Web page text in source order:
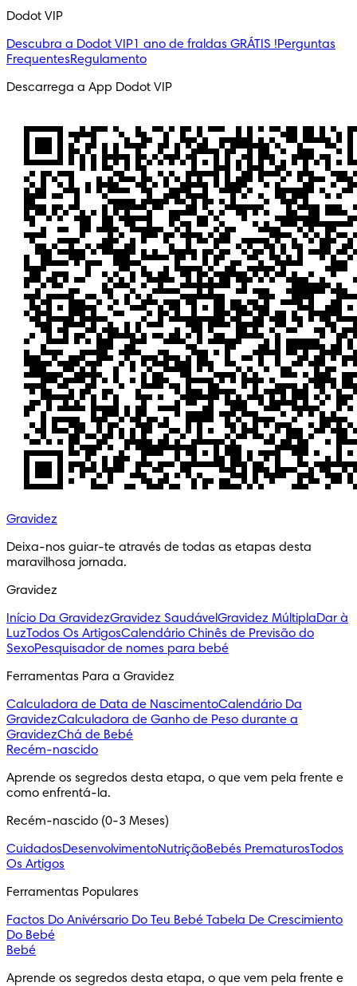
Dodot VIP
Descubra a Dodot VIP1 ano de fraldas GRÁTIS !Perguntas
FrequentesRegulamento
Descarrega a App Dodot VIP
Gravidez
Deixa-nos guiar-te através de todas as etapas desta
maravilhosa jornada.
Gravidez
Início Da GravidezGravidez SaudávelGravidez MúltiplaDar à
LuzTodos Os ArtigosCalendário Chinês de Previsão do
SexoPesquisador de nomes para bebé
Ferramentas Para a Gravidez
Calculadora de Data de NascimentoCalendário Da
GravidezCalculadora de Ganho de Peso durante a
GravidezChá de Bebé
Recém-nascido
Aprende os segredos desta etapa, o que vem pela frente e
como enfrentá-la.
Recém-nascido (0-3 Meses)
CuidadosDesenvolvimentoNutriçãoBebés PrematurosTodos
Os Artigos
Ferramentas Populares
Factos Do Anivérsario Do Teu Bebé Tabela De Crescimiento
Do Bebé
Bebé
Aprende os segredos desta etapa, o que vem pela frente e